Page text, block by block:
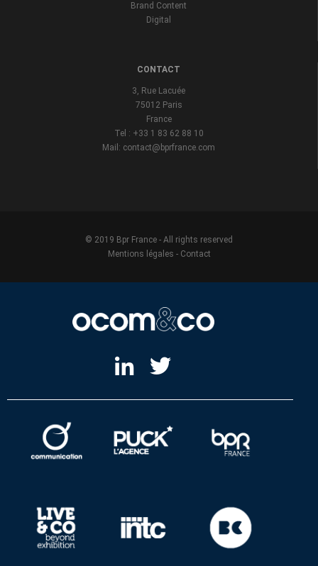
Brand Content
Digital
CONTACT
3, Rue Lacuée
75012 Paris
France
Tel : +33 1 83 62 88 10
Mail: contact@bprfrance.com
© 2019 Bpr France - All rights reserved
Mentions légales - Contact